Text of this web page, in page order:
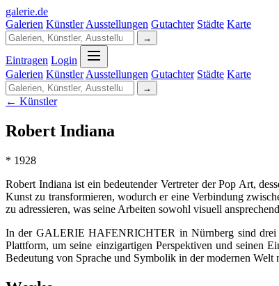
galerie.de
Galerien Künstler Ausstellungen Gutachter Städte Karte
→
Eintragen Login
Galerien Künstler Ausstellungen Gutachter Städte Karte
→
← Künstler
Robert Indiana
* 1928
Robert Indiana ist ein bedeutender Vertreter der Pop Art,
Kunst zu transformieren, wodurch er eine Verbindung
zu adressieren, was seine Arbeiten sowohl visuell
In der GALERIE HAFENRICHTER in Nürnberg sind drei
Plattform, um seine einzigartigen Perspektiven und seinen
Bedeutung von Sprache und Symbolik in der modernen Welt